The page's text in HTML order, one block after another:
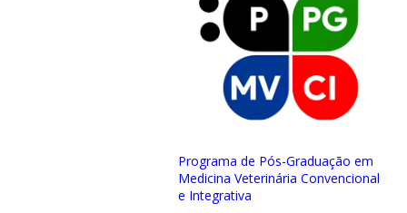
Programa de Pós-Graduação em
Medicina Veterinária Convencional
e Integrativa